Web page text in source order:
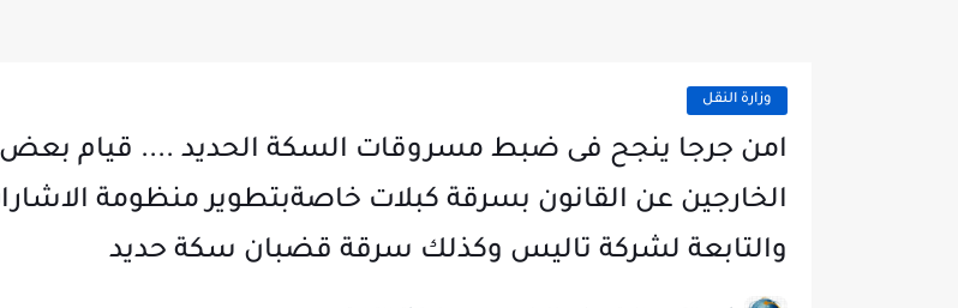
وزارة النقل
امن جرجا ينجح فى ضبط مسروقات السكة الحديد .... قيام بعض
الخارجين عن القانون بسرقة كبلات خاصةبتطوير منظومة
والتابعة لشركة تاليس وكذلك سرقة قضبان سكة حديد